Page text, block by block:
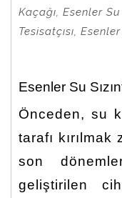
Kaçağı, Esenler
Tesisatçısı,
Esenler Su
Önceden, su
tarafı
son
geliştirilen